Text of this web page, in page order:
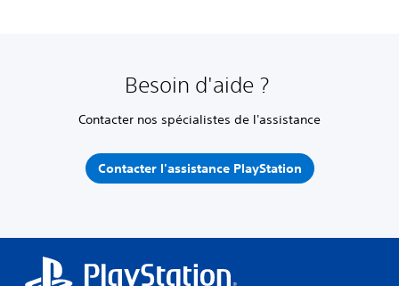
Besoin d'aide ?
Contacter nos spécialistes de l'assistance
Contacter l'assistance PlayStation